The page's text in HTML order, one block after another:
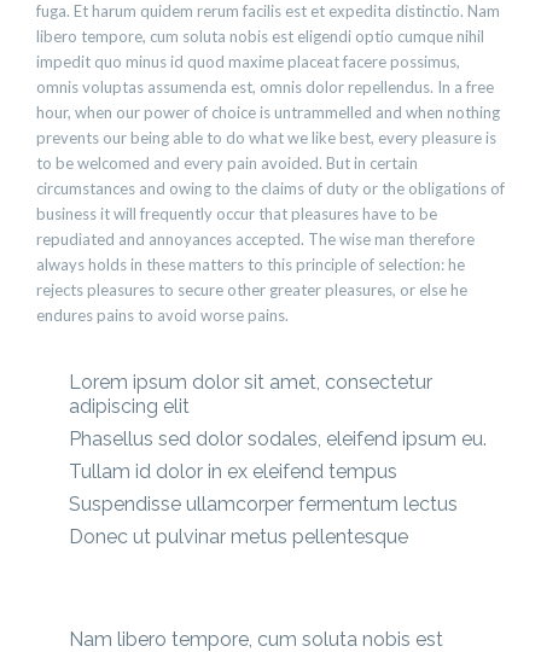
fuga. Et harum quidem rerum facilis est et expedita distinctio. Nam
libero tempore, cum soluta nobis est eligendi optio cumque nihil
impedit quo minus id quod maxime placeat facere possimus,
omnis voluptas assumenda est, omnis dolor repellendus. In a free
hour, when our power of choice is untrammelled and when nothing
prevents our being able to do what we like best, every pleasure is
to be welcomed and every pain avoided. But in certain
circumstances and owing to the claims of duty or the obligations of
business it will frequently occur that pleasures have to be
repudiated and annoyances accepted. The wise man therefore
always holds in these matters to this principle of selection: he
rejects pleasures to secure other greater pleasures, or else he
endures pains to avoid worse pains.
Lorem ipsum dolor sit amet, consectetur
adipiscing elit
Phasellus sed dolor sodales, eleifend ipsum eu.
Tullam id dolor in ex eleifend tempus
Suspendisse ullamcorper fermentum lectus
Donec ut pulvinar metus pellentesque
Nam libero tempore, cum soluta nobis est